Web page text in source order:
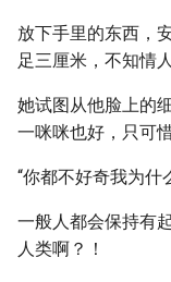
放下手里的东西，
足三厘米，不知情
她试图从他脸上的
一咪咪也好，只可
“你都不好奇我为什
一般人都会保持有
人类啊？！